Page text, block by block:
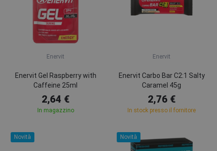
Enervit
Enervit Gel Raspberry with
Caffeine 25ml
2,64 €
In magazzino
Enervit
Enervit Carbo Bar C2:1 Salty
Caramel 45g
2,76 €
In stock presso il fornitore
Novità Novità